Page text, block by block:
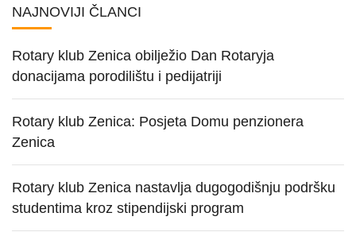
NAJNOVIJI ČLANCI
Rotary klub Zenica obilježio Dan Rotaryja
donacijama porodilištu i pedijatriji
Rotary klub Zenica: Posjeta Domu penzionera
Zenica
Rotary klub Zenica nastavlja dugogodišnju podršku
studentima kroz stipendijski program